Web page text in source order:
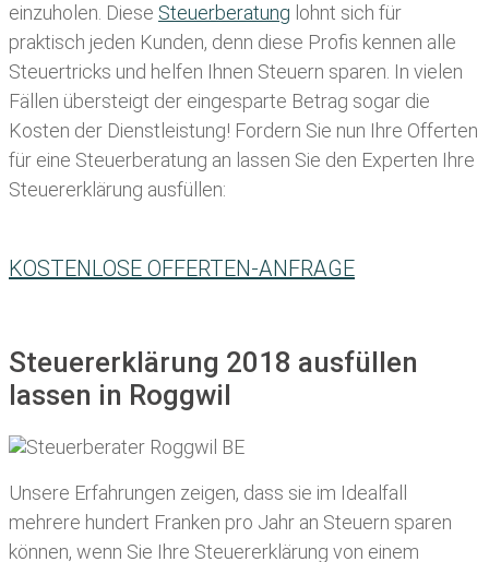
einzuholen. Diese Steuerberatung lohnt sich für
praktisch jeden Kunden, denn diese Profis kennen alle
Steuertricks und helfen Ihnen Steuern sparen. In vielen
Fällen übersteigt der eingesparte Betrag sogar die
Kosten der Dienstleistung! Fordern Sie nun Ihre Offerten
für eine Steuerberatung an lassen Sie den Experten Ihre
Steuererklärung ausfüllen:
KOSTENLOSE OFFERTEN-ANFRAGE
Steuererklärung 2018 ausfüllen
lassen in Roggwil
Unsere Erfahrungen zeigen, dass sie im Idealfall
mehrere hundert Franken pro Jahr an Steuern sparen
können, wenn Sie Ihre Steuererklärung von einem